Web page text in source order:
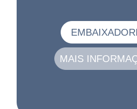
MAIS